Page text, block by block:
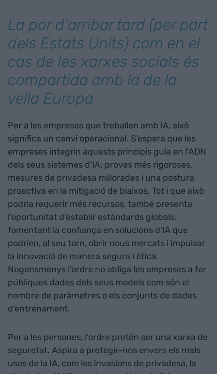
La por d’arribar tard (per part
dels Estats Units) com en el
cas de les xarxes socials és
compartida amb la de la
vella Europa
Per a les empreses que treballen amb IA, això
significa un canvi operacional. S’espera que les
empreses integrin aquests principis guia en l'ADN
dels seus sistemes d'IA; proves més rigoroses,
mesures de privadesa millorades i una postura
proactiva en la mitigació de biaixos. Tot i que això
podria requerir més recursos, també presenta
l'oportunitat d'establir estàndards globals,
fomentant la confiança en solucions d'IA que
podrien, al seu torn, obrir nous mercats i impulsar
la innovació de manera segura i ètica.
Nogensmenys l’ordre no obliga les empreses a fer
públiques dades dels seus models com són el
nombre de paràmetres o els conjunts de dades
d’entrenament.
Per a les persones, l'ordre pretén ser una xarxa de
seguretat. Aspira a protegir-nos envers els mals
usos de la IA, com les invasions de privadesa, la